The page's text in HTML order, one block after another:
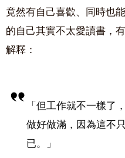
竟然有自己喜歡、同時也
的自己其實不太愛讀書，
解釋：
「但工作就不一樣了
做好做滿，因為這不
已。」